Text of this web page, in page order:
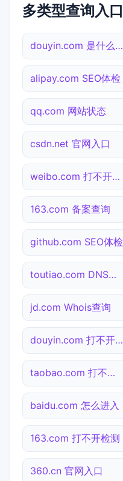
多类型查询入口
douyin.com 是什么网站
alipay.com SEO体检
qq.com 网站状态
csdn.net 官网入口
weibo.com 打不开检测
163.com 备案查询
github.com SEO体检
toutiao.com DNS解析
jd.com Whois查询
douyin.com 打不开检测
taobao.com 打不开检测
baidu.com 怎么进入
163.com 打不开检测
360.cn 官网入口